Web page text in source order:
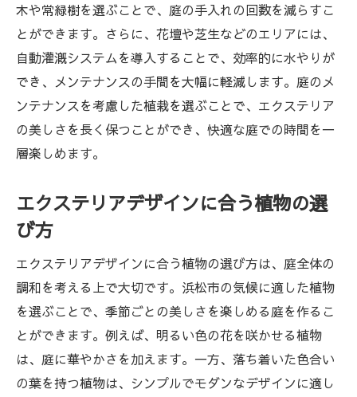
木や常緑樹を選ぶことで、庭の手入れの回数を減らすこ
とができます。さらに、花壇や芝生などのエリアには、
自動灌漑システムを導入することで、効率的に水やりが
でき、メンテナンスの手間を大幅に軽減します。庭のメ
ンテナンスを考慮した植栽を選ぶことで、エクステリア
の美しさを長く保つことができ、快適な庭での時間を一
層楽しめます。
エクステリアデザインに合う植物の選
び方
エクステリアデザインに合う植物の選び方は、庭全体の
調和を考える上で大切です。浜松市の気候に適した植物
を選ぶことで、季節ごとの美しさを楽しめる庭を作るこ
とができます。例えば、明るい色の花を咲かせる植物
は、庭に華やかさを加えます。一方、落ち着いた色合い
の葉を持つ植物は、シンプルでモダンなデザインに適し